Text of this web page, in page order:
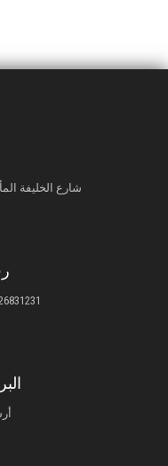
شارع الخليفة
- 26831417 - 26831474